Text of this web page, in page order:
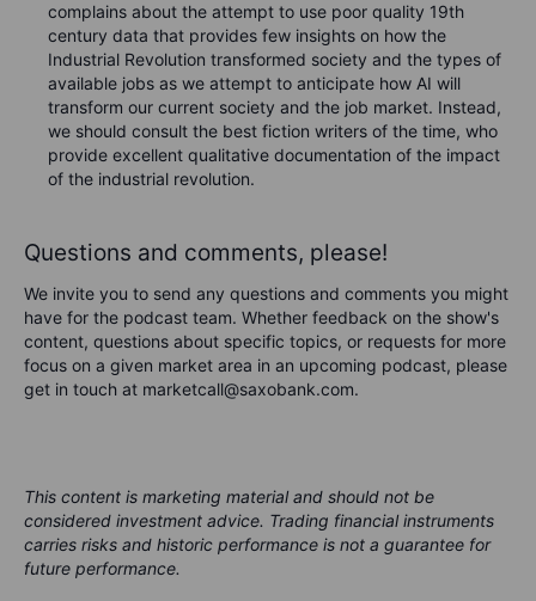
complains about the attempt to use poor quality 19th
century data that provides few insights on how the
Industrial Revolution transformed society and the types of
available jobs as we attempt to anticipate how AI will
transform our current society and the job market. Instead,
we should consult the best fiction writers of the time, who
provide excellent qualitative documentation of the impact
of the industrial revolution.
Questions and comments, please!
We invite you to send any questions and comments you might
have for the podcast team. Whether feedback on the show's
content, questions about specific topics, or requests for more
focus on a given market area in an upcoming podcast, please
get in touch at marketcall@saxobank.com.
This content is marketing material and should not be
considered investment advice. Trading financial instruments
carries risks and historic performance is not a guarantee for
future performance.